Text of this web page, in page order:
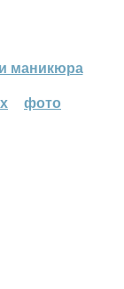
маникюра
фото